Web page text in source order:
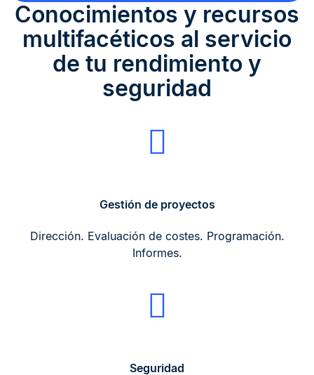
Conocimientos y recursos
multifacéticos al servicio
de tu rendimiento y
seguridad
Gestión de proyectos
Dirección. Evaluación de costes. Programación.
Informes.
Seguridad